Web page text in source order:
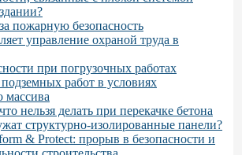
пожарную безопасность
управление охраной труда в
при погрузочных работах
подземных работ в условиях
массива
нельзя делать при перекачке бетона
структурно-изолированные панели?
& Protect: прорыв в безопасности и